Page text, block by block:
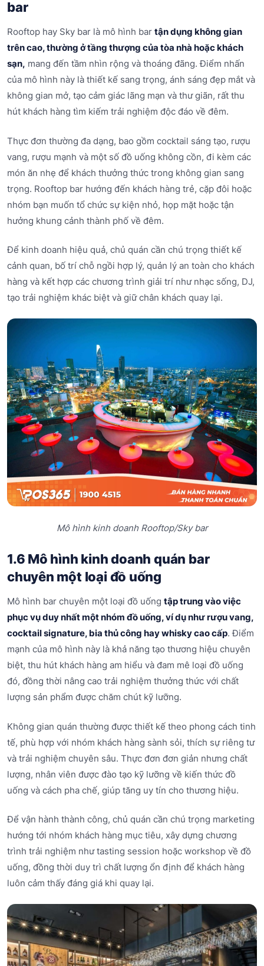
bar
Rooftop hay Sky bar là mô hình bar tận dụng không gian
trên cao, thường ở tầng thượng của tòa nhà hoặc khách
sạn, mang đến tầm nhìn rộng và thoáng đãng. Điểm nhấn
của mô hình này là thiết kế sang trọng, ánh sáng đẹp mắt và
không gian mở, tạo cảm giác lãng mạn và thư giãn, rất thu
hút khách hàng tìm kiếm trải nghiệm độc đáo về đêm.
Thực đơn thường đa dạng, bao gồm cocktail sáng tạo, rượu
vang, rượu mạnh và một số đồ uống không cồn, đi kèm các
món ăn nhẹ để khách thưởng thức trong không gian sang
trọng. Rooftop bar hướng đến khách hàng trẻ, cặp đôi hoặc
nhóm bạn muốn tổ chức sự kiện nhỏ, họp mặt hoặc tận
hưởng khung cảnh thành phố về đêm.
Để kinh doanh hiệu quả, chủ quán cần chú trọng thiết kế
cảnh quan, bố trí chỗ ngồi hợp lý, quản lý an toàn cho khách
hàng và kết hợp các chương trình giải trí như nhạc sống, DJ,
tạo trải nghiệm khác biệt và giữ chân khách quay lại.
Mô hình kinh doanh Rooftop/Sky bar
1.6 Mô hình kinh doanh quán bar
chuyên một loại đồ uống
Mô hình bar chuyên một loại đồ uống tập trung vào việc
phục vụ duy nhất một nhóm đồ uống, ví dụ như rượu vang,
cocktail signature, bia thủ công hay whisky cao cấp. Điểm
mạnh của mô hình này là khả năng tạo thương hiệu chuyên
biệt, thu hút khách hàng am hiểu và đam mê loại đồ uống
đó, đồng thời nâng cao trải nghiệm thưởng thức với chất
lượng sản phẩm được chăm chút kỹ lưỡng.
Không gian quán thường được thiết kế theo phong cách tinh
tế, phù hợp với nhóm khách hàng sành sỏi, thích sự riêng tư
và trải nghiệm chuyên sâu. Thực đơn đơn giản nhưng chất
lượng, nhân viên được đào tạo kỹ lưỡng về kiến thức đồ
uống và cách pha chế, giúp tăng uy tín cho thương hiệu.
Để vận hành thành công, chủ quán cần chú trọng marketing
hướng tới nhóm khách hàng mục tiêu, xây dựng chương
trình trải nghiệm như tasting session hoặc workshop về đồ
uống, đồng thời duy trì chất lượng ổn định để khách hàng
luôn cảm thấy đáng giá khi quay lại.